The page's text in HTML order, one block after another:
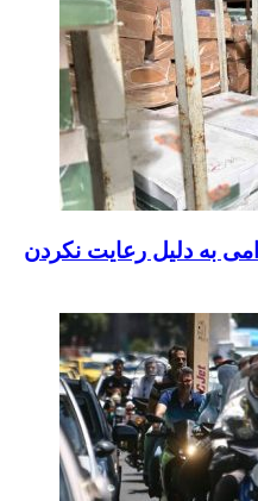
خام دامی به دلیل رعایت نکردن